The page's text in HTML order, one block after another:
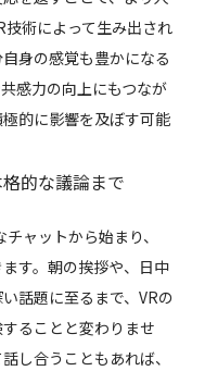
術によって生み出され
身の感覚も豊かになる
感力の向上にもつなが
的に影響を及ぼす可能
的な議論まで
ャットから始まり、
す。朝の挨拶や、日中
話題に至るまで、VRの
ることと変わりませ
し合うこともあれば、